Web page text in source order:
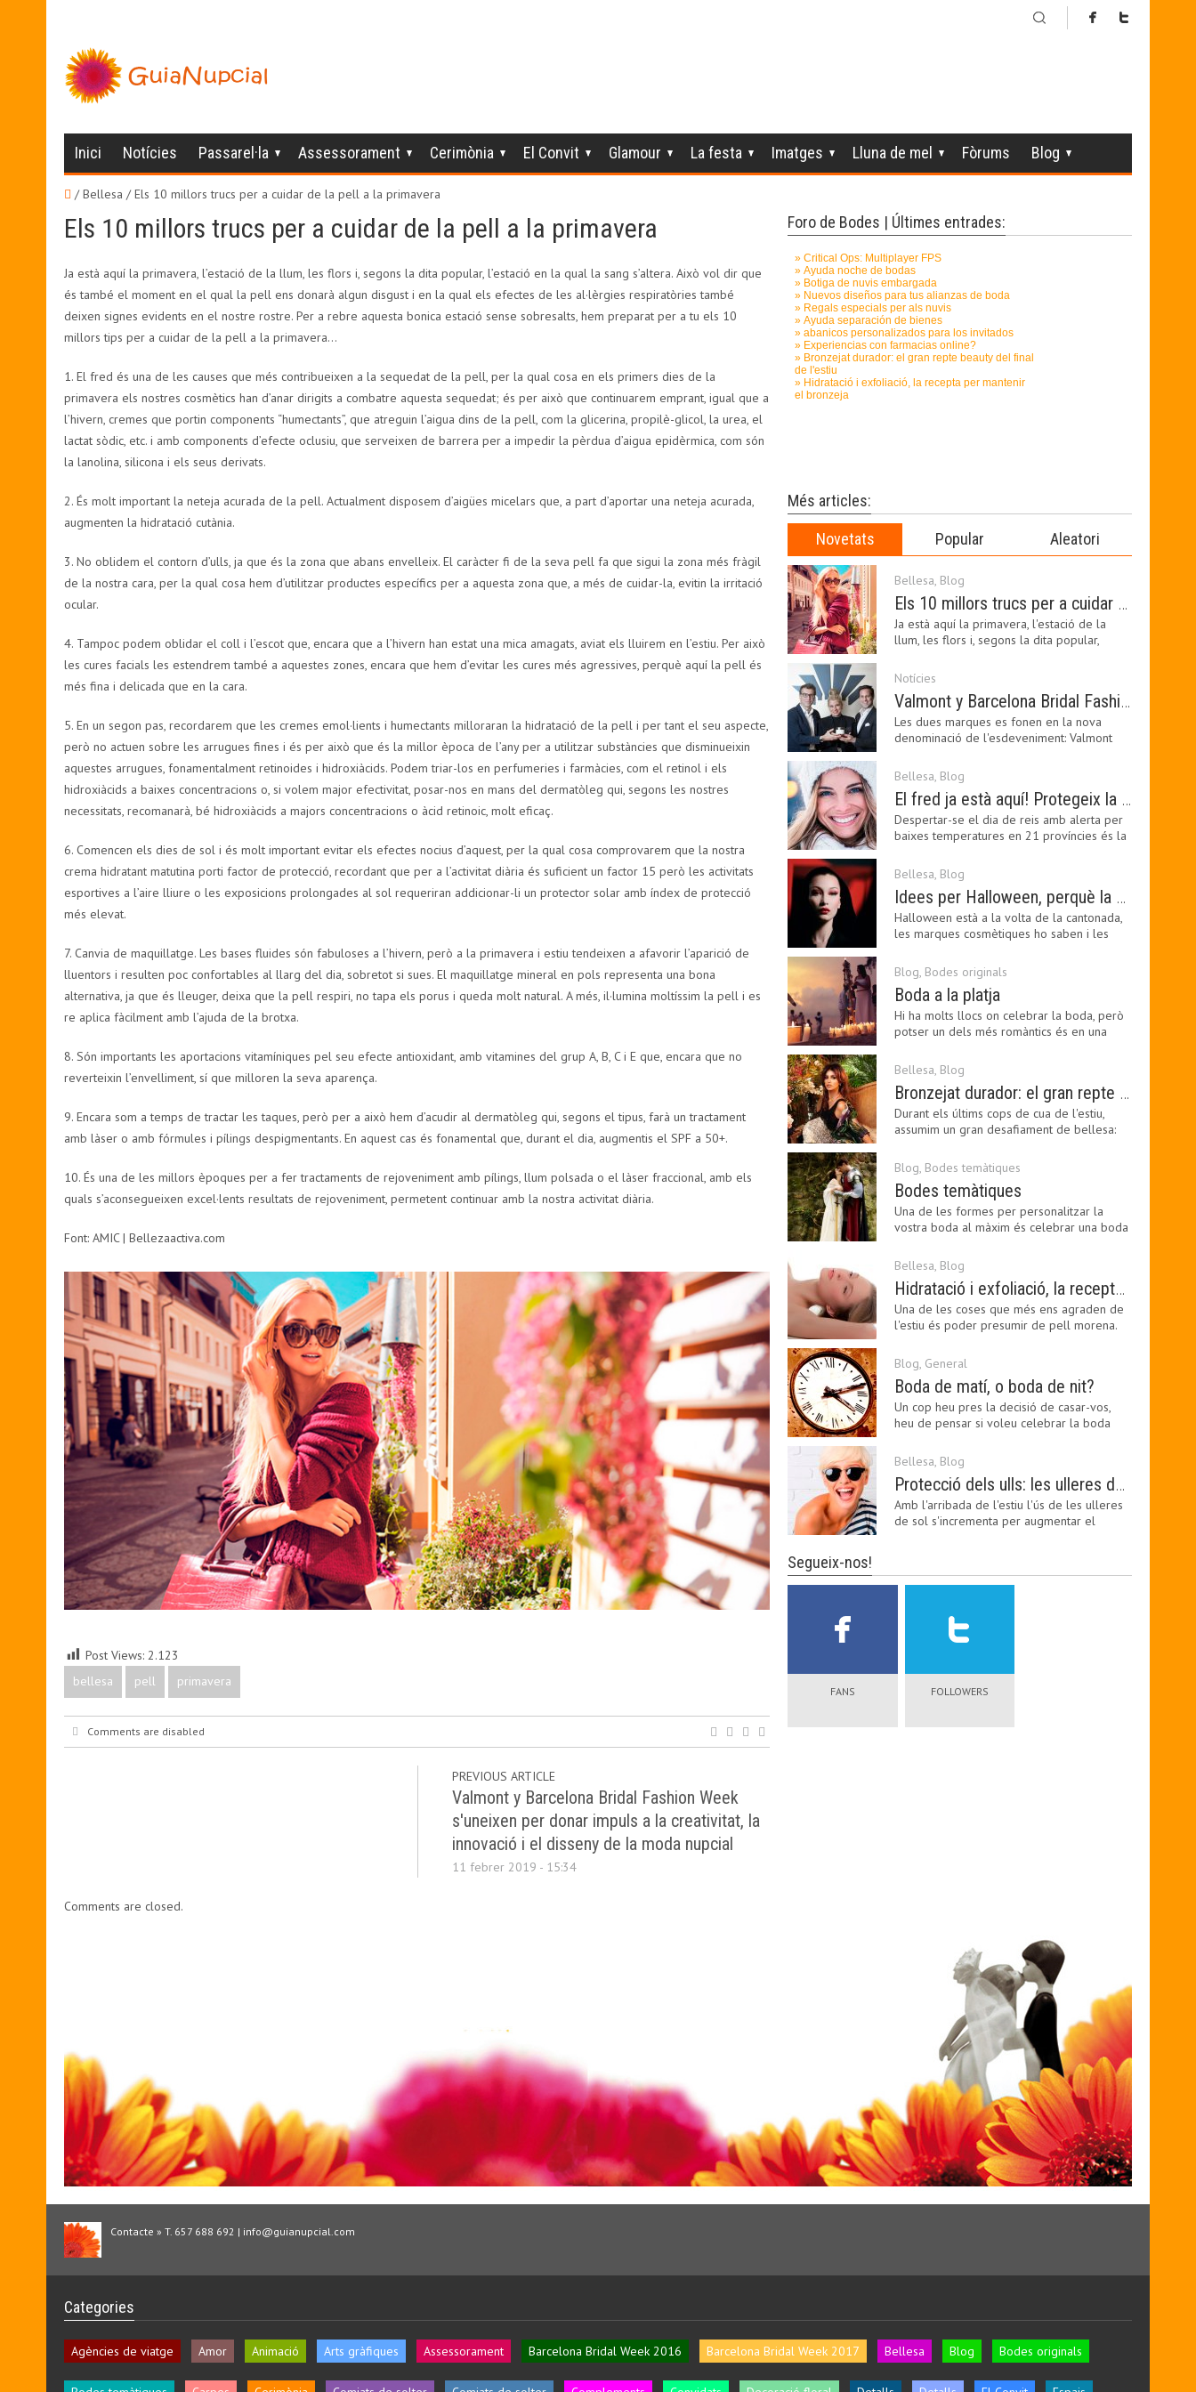
Inici Notícies Passarel·la Assessorament Cerimònia El Convit Glamour La festa Imatges Lluna de mel Fòrums Blog
/ Bellesa /Els 10 millors trucs per a cuidar de la pell a la primavera
Els 10 millors trucs per a cuidar de la pell a la primavera
Ja està aquí la primavera, l’estació de la llum, les flors i, segons la dita popular, l’estació en la qual la sang s’altera. Això vol dir que
és també el moment en el qual la pell ens donarà algun disgust i en la qual els efectes de les al·lèrgies respiratòries també
deixen signes evidents en el nostre rostre. Per a rebre aquesta bonica estació sense sobresalts, hem preparat per a tu els 10
millors tips per a cuidar de la pell a la primavera…
1. El fred és una de les causes que més contribueixen a la sequedat de la pell, per la qual cosa en els primers dies de la
primavera els nostres cosmètics han d’anar dirigits a combatre aquesta sequedat; és per això que continuarem emprant, igual que a
l’hivern, cremes que portin components “humectants”, que atreguin l’aigua dins de la pell, com la glicerina, propilè-glicol, la urea, el
lactat sòdic, etc. i amb components d’efecte oclusiu, que serveixen de barrera per a impedir la pèrdua d’aigua epidèrmica, com són
la lanolina, silicona i els seus derivats.
2. És molt important la neteja acurada de la pell. Actualment disposem d’aigües micelars que, a part d’aportar una neteja acurada,
augmenten la hidratació cutània.
3. No oblidem el contorn d’ulls, ja que és la zona que abans envelleix. El caràcter fi de la seva pell fa que sigui la zona més fràgil
de la nostra cara, per la qual cosa hem d’utilitzar productes específics per a aquesta zona que, a més de cuidar-la, evitin la irritació
ocular.
4. Tampoc podem oblidar el coll i l’escot que, encara que a l’hivern han estat una mica amagats, aviat els lluirem en l’estiu. Per això
les cures facials les estendrem també a aquestes zones, encara que hem d’evitar les cures més agressives, perquè aquí la pell és
més fina i delicada que en la cara.
5. En un segon pas, recordarem que les cremes emol·lients i humectants milloraran la hidratació de la pell i per tant el seu aspecte,
però no actuen sobre les arrugues fines i és per això que és la millor època de l’any per a utilitzar substàncies que disminueixin
aquestes arrugues, fonamentalment retinoides i hidroxiàcids. Podem triar-los en perfumeries i farmàcies, com el retinol i els
hidroxiàcids a baixes concentracions o, si volem major efectivitat, posar-nos en mans del dermatòleg qui, segons les nostres
necessitats, recomanarà, bé hidroxiàcids a majors concentracions o àcid retinoic, molt eficaç.
6. Comencen els dies de sol i és molt important evitar els efectes nocius d’aquest, per la qual cosa comprovarem que la nostra
crema hidratant matutina porti factor de protecció, recordant que per a l’activitat diària és suficient un factor 15 però les activitats
esportives a l’aire lliure o les exposicions prolongades al sol requeriran addicionar-li un protector solar amb índex de protecció
més elevat.
7. Canvia de maquillatge. Les bases fluides són fabuloses a l’hivern, però a la primavera i estiu tendeixen a afavorir l’aparició de
lluentors i resulten poc confortables al llarg del dia, sobretot si sues. El maquillatge mineral en pols representa una bona
alternativa, ja que és lleuger, deixa que la pell respiri, no tapa els porus i queda molt natural. A més, il·lumina moltíssim la pell i es
re aplica fàcilment amb l’ajuda de la brotxa.
8. Són importants les aportacions vitamíniques pel seu efecte antioxidant, amb vitamines del grup A, B, C i E que, encara que no
reverteixin l’envelliment, sí que milloren la seva aparença.
9. Encara som a temps de tractar les taques, però per a això hem d’acudir al dermatòleg qui, segons el tipus, farà un tractament
amb làser o amb fórmules i pílings despigmentants. En aquest cas és fonamental que, durant el dia, augmentis el SPF a 50+.
10. És una de les millors èpoques per a fer tractaments de rejoveniment amb pílings, llum polsada o el làser fraccional, amb els
quals s’aconsegueixen excel·lents resultats de rejoveniment, permetent continuar amb la nostra activitat diària.
Font: AMIC | Bellezaactiva.com
Post Views: 2.123
bellesa
pell primavera
Comments are disabled
PREVIOUS ARTICLE
Valmont y Barcelona Bridal Fashion Week
s'uneixen per donar impuls a la creativitat, la
innovació i el disseny de la moda nupcial
11 febrer 2019 - 15:34
Comments are closed.
Foro de Bodes | Últimes entrades:
Més articles:
Novetats Popular Aleatori
Bellesa, Blog
Els 10 millors trucs per a cuidar de la pell a la primavera
Ja està aquí la primavera, l'estació de la
llum, les flors i, segons la dita popular,
Notícies
Valmont y Barcelona Bridal Fashion Week s’uneixen per donar impuls a la creativitat, la innovació i el disseny de la moda nupcial
Les dues marques es fonen en la nova
denominació de l'esdeveniment: Valmont
Bellesa, Blog
El fred ja està aquí! Protegeix la teva pell amb els nostres consells i propostes
Despertar-se el dia de reis amb alerta per
baixes temperatures en 21 províncies és la
Bellesa, Blog
Idees per Halloween, perquè la bellesa pot ser terrorífica
Halloween està a la volta de la cantonada,
les marques cosmètiques ho saben i les
Blog, Bodes originals
Boda a la platja
Hi ha molts llocs on celebrar la boda, però
potser un dels més romàntics és en una
Bellesa, Blog
Bronzejat durador: el gran repte beauty del final de l’estiu
Durant els últims cops de cua de l'estiu,
assumim un gran desafiament de bellesa:
Blog, Bodes temàtiques
Bodes temàtiques
Una de les formes per personalitzar la
vostra boda al màxim és celebrar una boda
Bellesa, Blog
Hidratació i exfoliació, la recepta per mantenir el bronzejat
Una de les coses que més ens agraden de
l'estiu és poder presumir de pell morena.
Blog, General
Boda de matí, o boda de nit?
Un cop heu pres la decisió de casar-vos,
heu de pensar si voleu celebrar la boda
Bellesa, Blog
Protecció dels ulls: les ulleres de sol, imprescindibles en una boda estiuenca
Amb l'arribada de l'estiu l'ús de les ulleres
de sol s'incrementa per augmentar el
Segueix-nos!
FANS FOLLOWERS
Contacte » T. 657 688 692 | info@guianupcial.com
Categories
Agències de viatge Amor Animació Arts gràfiques Assessorament Barcelona Bridal Week 2016 Barcelona Bridal Week 2017 Bellesa Blog Bodes originals